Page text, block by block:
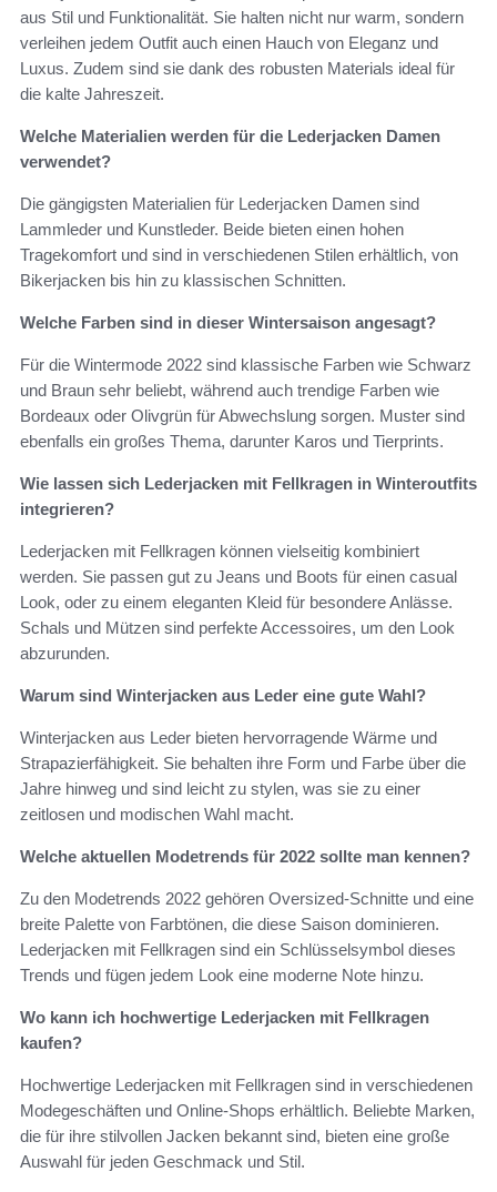
aus Stil und Funktionalität. Sie halten nicht nur warm, sondern
verleihen jedem Outfit auch einen Hauch von Eleganz und
Luxus. Zudem sind sie dank des robusten Materials ideal für
die kalte Jahreszeit.
Welche Materialien werden für die Lederjacken Damen
verwendet?
Die gängigsten Materialien für Lederjacken Damen sind
Lammleder und Kunstleder. Beide bieten einen hohen
Tragekomfort und sind in verschiedenen Stilen erhältlich, von
Bikerjacken bis hin zu klassischen Schnitten.
Welche Farben sind in dieser Wintersaison angesagt?
Für die Wintermode 2022 sind klassische Farben wie Schwarz
und Braun sehr beliebt, während auch trendige Farben wie
Bordeaux oder Olivgrün für Abwechslung sorgen. Muster sind
ebenfalls ein großes Thema, darunter Karos und Tierprints.
Wie lassen sich Lederjacken mit Fellkragen in Winteroutfits
integrieren?
Lederjacken mit Fellkragen können vielseitig kombiniert
werden. Sie passen gut zu Jeans und Boots für einen casual
Look, oder zu einem eleganten Kleid für besondere Anlässe.
Schals und Mützen sind perfekte Accessoires, um den Look
abzurunden.
Warum sind Winterjacken aus Leder eine gute Wahl?
Winterjacken aus Leder bieten hervorragende Wärme und
Strapazierfähigkeit. Sie behalten ihre Form und Farbe über die
Jahre hinweg und sind leicht zu stylen, was sie zu einer
zeitlosen und modischen Wahl macht.
Welche aktuellen Modetrends für 2022 sollte man kennen?
Zu den Modetrends 2022 gehören Oversized-Schnitte und eine
breite Palette von Farbtönen, die diese Saison dominieren.
Lederjacken mit Fellkragen sind ein Schlüsselsymbol dieses
Trends und fügen jedem Look eine moderne Note hinzu.
Wo kann ich hochwertige Lederjacken mit Fellkragen
kaufen?
Hochwertige Lederjacken mit Fellkragen sind in verschiedenen
Modegeschäften und Online-Shops erhältlich. Beliebte Marken,
die für ihre stilvollen Jacken bekannt sind, bieten eine große
Auswahl für jeden Geschmack und Stil.